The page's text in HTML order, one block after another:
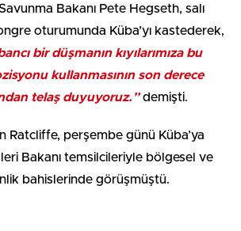
Bakanı Pete Hegseth, salı
oturumunda Küba’yı kastederek,
bir düşmanın kıyılarımıza bu
kullanmasının son derece
telaş duyuyoruz.”demişti.
Ratcliffe, perşembe günü Küba’ya
Bakanı temsilcileriyle bölgesel ve
bahislerinde görüşmüştü.